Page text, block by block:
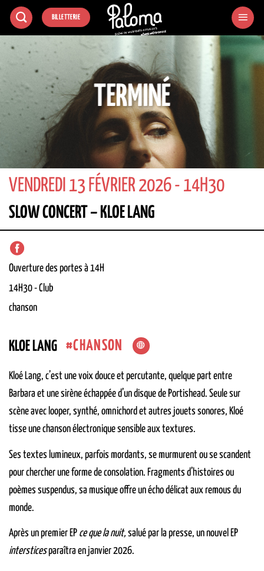
Passer
contenu
BILLETTERIE
TERMINÉ
VENDREDI 13 FÉVRIER 2026 - 14H30
SLOW CONCERT – KLOE LANG
Ouverture des portes à 14H
14H30-Club
chanson
KLOE LANG CHANSON
Kloé Lang, c’est une voix douce et percutante, quelque part entre
Barbara et une sirène échappée d’un disque de Portishead. Seule sur
scène avec looper, synthé, omnichord et autres jouets sonores, Kloé
tisse une chanson électronique sensible aux textures.
Ses textes lumineux, parfois mordants, se murmurent ou se scandent
pour chercher une forme de consolation. Fragments d’histoires ou
poèmes suspendus, sa musique offre un écho délicat aux remous du
monde.
Après un premier EP ce que la nuit, salué par la presse, un nouvel EP
intersticesparaîtra en janvier 2026.